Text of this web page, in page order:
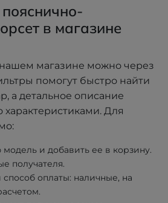
в магазине
магазине можно через
помогут быстро найти
а детальное описание
характеристиками. Для
и добавить ее в корзину.
получателя.
оплаты: наличные, на